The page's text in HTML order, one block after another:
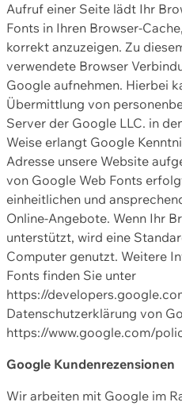
Aufruf einer Seite lädt Ihr
Fonts in Ihren Browser-
korrekt anzuzeigen. Zu
verwendete Browser
Google aufnehmen. Hierbei
Übermittlung von
Server der Google LLC. in
Weise erlangt Google
Adresse unsere Website
von Google Web Fonts
einheitlichen und
Online-Angebote. Wenn Ihr
unterstützt, wird eine
Computer genutzt. Weitere
Fonts finden Sie unter
https://
Datenschutzerklärung von
https://www.google.com/
Google Kundenrezensionen
Wir arbeiten mit Google im